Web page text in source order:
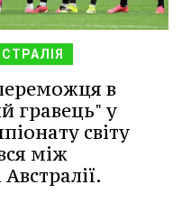
в
гравець" у
світу
між